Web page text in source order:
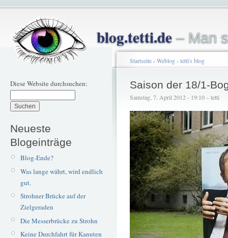
blog.tetti.de– Man
Diese Website durchsuchen:
Neueste
Blogeinträge
Blog-Ende?
Was lange währt, wird endlich
gut.
Strohner Brücke auf der
Zielgeraden
Die Messerbrücke zu Strohn
Keine Durchfahrt für Kanuten
Startseite› Weblog› tetti's blog
Saison der 18/1-
Samstag, 7. April 2012 - 19:10 – tetti